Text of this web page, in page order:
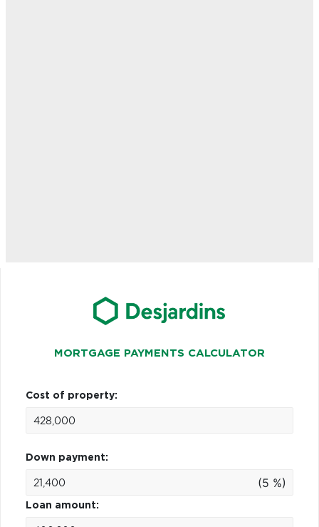
MORTGAGE PAYMENTS CALCULATOR
Cost of property:
Down payment:
(5 %)
Loan amount: